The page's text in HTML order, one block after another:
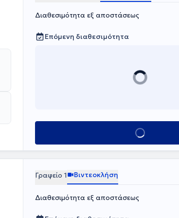
Διαθεσιμότητα εξ αποστάσεως
Επόμενη διαθεσιμότητα
Κλείσε ραντεβού
Γραφείο 1 Βιντεοκλήση
Διαθεσιμότητα εξ αποστάσεως